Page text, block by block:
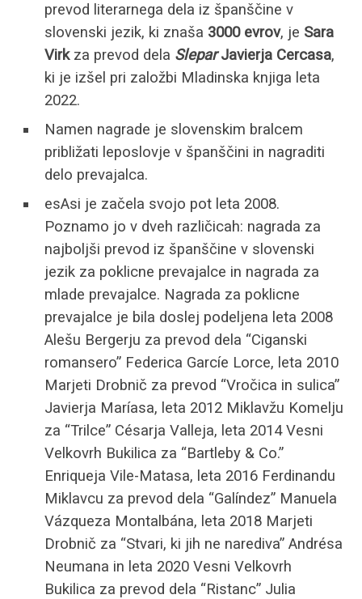
prevod literarnega dela iz španščine v
slovenski jezik, ki znaša 3000 evrov, je Sara
Virkza prevod dela SleparJavierja Cercasa,
ki je izšel pri založbi Mladinska knjiga leta
2022.
Namen nagrade je slovenskim bralcem
približati leposlovje v španščini in nagraditi
delo prevajalca.
esAsi je začela svojo pot leta 2008.
Poznamo jo v dveh različicah: nagrada za
najboljši prevod iz španščine v slovenski
jezik za poklicne prevajalce in nagrada za
mlade prevajalce. Nagrada za poklicne
prevajalce je bila doslej podeljena leta 2008
Alešu Bergerju za prevod dela “Ciganski
romansero” Federica Garcíe Lorce, leta 2010
Marjeti Drobnič za prevod “Vročica in sulica”
Javierja Maríasa, leta 2012 Miklavžu Komelju
za “Trilce” Césarja Valleja, leta 2014 Vesni
Velkovrh Bukilica za “Bartleby & Co.”
Enriqueja Vile-Matasa, leta 2016 Ferdinandu
Miklavcu za prevod dela “Galíndez” Manuela
Vázqueza Montalbána, leta 2018 Marjeti
Drobnič za “Stvari, ki jih ne narediva” Andrésa
Neumana in leta 2020 Vesni Velkovrh
Bukilica za prevod dela “Ristanc” Julia